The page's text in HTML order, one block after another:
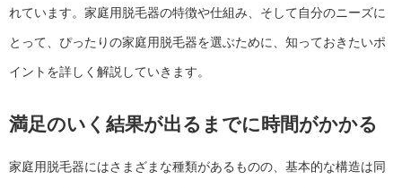
れています。家庭用脱毛器の特徴や仕組み、そして自分のニーズに
とって、ぴったりの家庭用脱毛器を選ぶために、知っておきたいポ
イントを詳しく解説していきます。
満足のいく結果が出るまでに時間がかかる
家庭用脱毛器にはさまざまな種類があるものの、基本的な構造は同